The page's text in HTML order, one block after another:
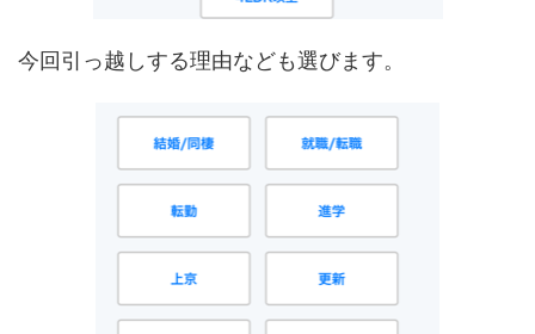
今回引っ越しする理由なども選びます。